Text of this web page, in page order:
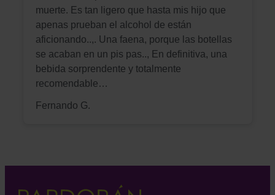
muerte. Es tan ligero que hasta mis hijo que
apenas prueban el alcohol de están
aficionando..,. Una faena, porque las botellas
se acaban en un pis pas.., En definitiva, una
bebida sorprendente y totalmente
recomendable…
Fernando G.